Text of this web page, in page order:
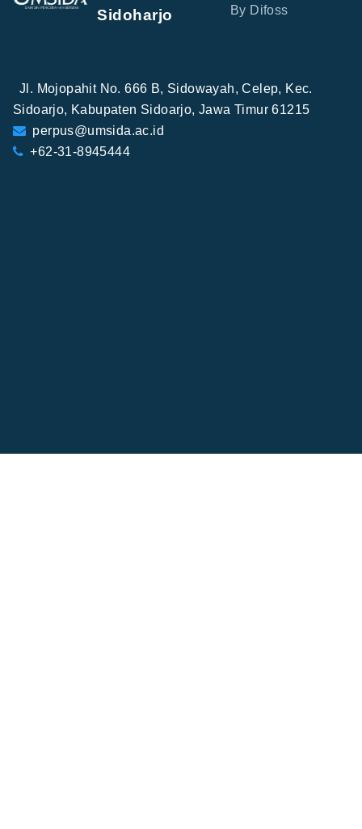
Sidoharjo
By Difoss
Jl. Mojopahit No. 666 B, Sidowayah, Celep, Kec.
Sidoarjo, Kabupaten Sidoarjo, Jawa Timur 61215
perpus@umsida.ac.id
+62-31-8945444